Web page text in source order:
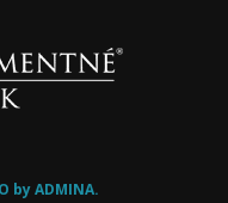
by ADMINA.